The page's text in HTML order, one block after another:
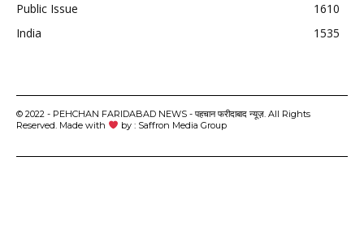
Public Issue
1610
India
1535
© 2022 - PEHCHAN FARIDABAD NEWS - पहचान फरीदाबाद न्यूज़. All Rights
Reserved. Made with
by : Saffron Media Group